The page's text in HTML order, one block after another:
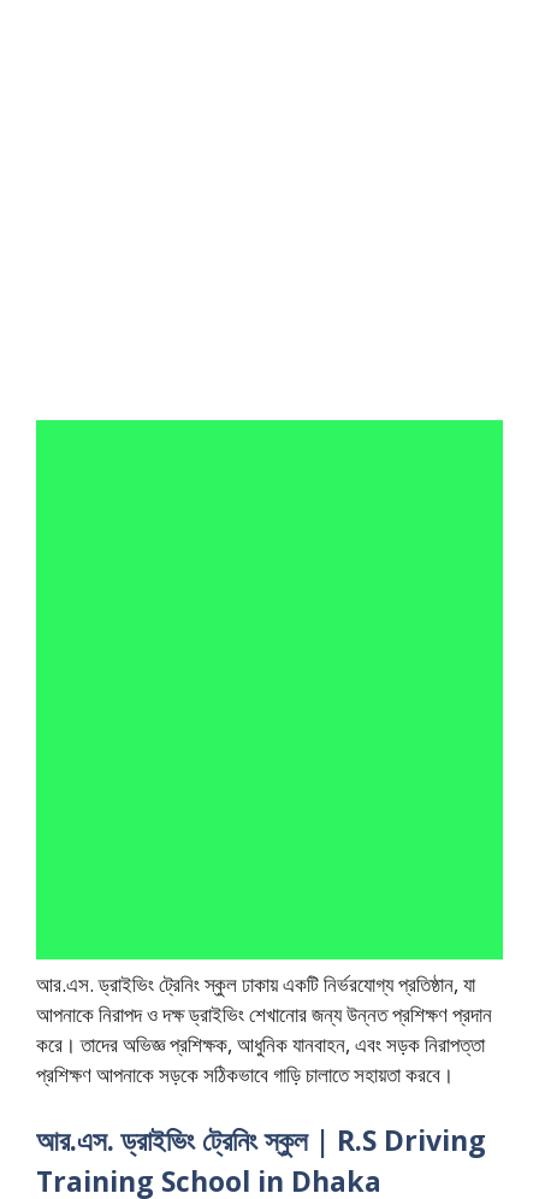
আর.এস. ড্রাইভিং ট্রেনিং স্কুল ঢাকায় একটি নির্ভরযোগ্য প্রতিষ্ঠান, যা
আপনাকে নিরাপদ ও দক্ষ ড্রাইভিং শেখানোর জন্য উন্নত প্রশিক্ষণ প্রদান
করে। তাদের অভিজ্ঞ প্রশিক্ষক, আধুনিক যানবাহন, এবং সড়ক নিরাপত্তা
প্রশিক্ষণ আপনাকে সড়কে সঠিকভাবে গাড়ি চালাতে সহায়তা করবে।
আর.এস. ড্রাইভিং ট্রেনিং স্কুল | R.S Driving
Training School in Dhaka